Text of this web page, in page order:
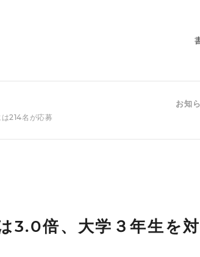
214名が応募
お知
倍、大学３年生を